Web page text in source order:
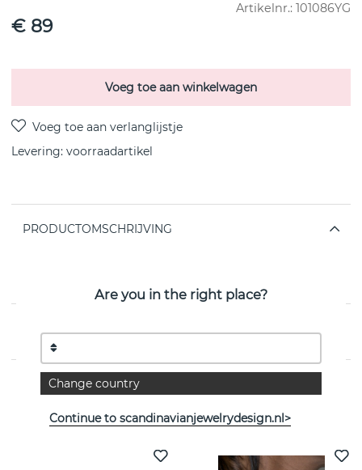
Artikelnr.: 101086YG
€ 89
Voeg toe aan winkelwagen
Levering: voorraadartikel
PRODUCTOMSCHRIJVING
16,4 mm
Bekijk meer artikelen
Are you in the right place?
Change country
Continue to scandinavianjewelrydesign.nl>